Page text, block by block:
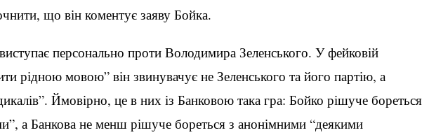
що він коментує заяву Бойка.
персонально проти Володимира Зеленського. У фейковій
рідною мовою” він звинувачує не Зеленського та його партію, а
Ймовірно, це в них із Банковою така гра: Бойко рішуче бореться
а Банкова не менш рішуче бореться з анонімними “деякими